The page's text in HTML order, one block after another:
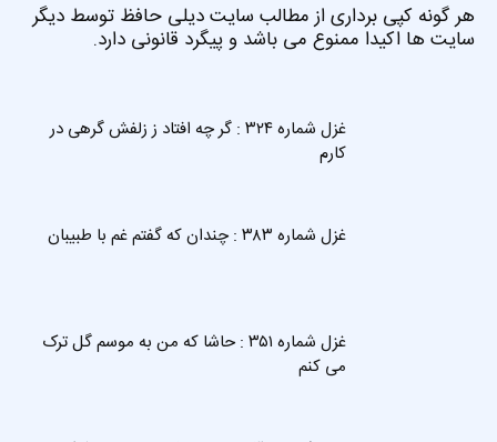
هر گونه کپی برداری از مطالب سایت دیلی حافظ توسط دیگر
سایت ها اکیدا ممنوع می باشد و پیگرد قانونی دارد.
غزل شماره ۳۲۴ : گر چه افتاد ز زلفش گرهی در
کارم
غزل شماره ۳۸۳ : چندان که گفتم غم با طبیبان
غزل شماره ۳۵۱ : حاشا که من به موسم گل ترک
می کنم